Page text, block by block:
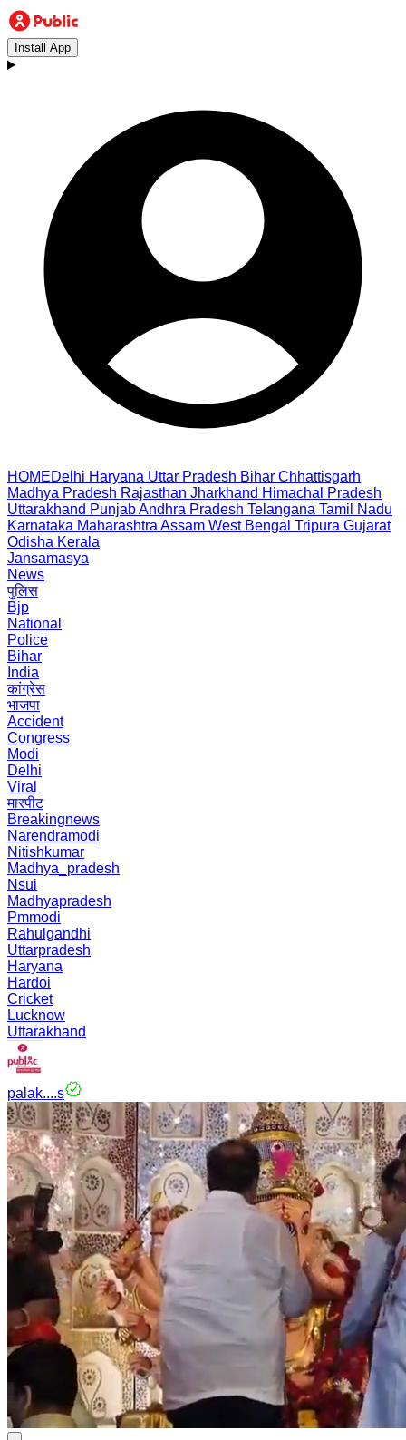
Install App
HOMEDelhi Haryana Uttar Pradesh Bihar Chhattisgarh
Madhya Pradesh Rajasthan Jharkhand Himachal Pradesh
Uttarakhand PunjabAndhra Pradesh Telangana Tamil Nadu
Karnataka Maharashtra Assam West Bengal Tripura Gujarat
Odisha Kerala
Jansamasya
News
पुलिस
Bjp
National
Police
Bihar
India
कांग्रेस
भाजपा
Accident
Congress
Modi
Delhi
Viral
मारपीट
Breakingnews
Narendramodi
Nitishkumar
Madhya_pradesh
Nsui
Madhyapradesh
Pmmodi
Rahulgandhi
Uttarpradesh
Haryana
Hardoi
Cricket
Lucknow
Uttarakhand
palak....s